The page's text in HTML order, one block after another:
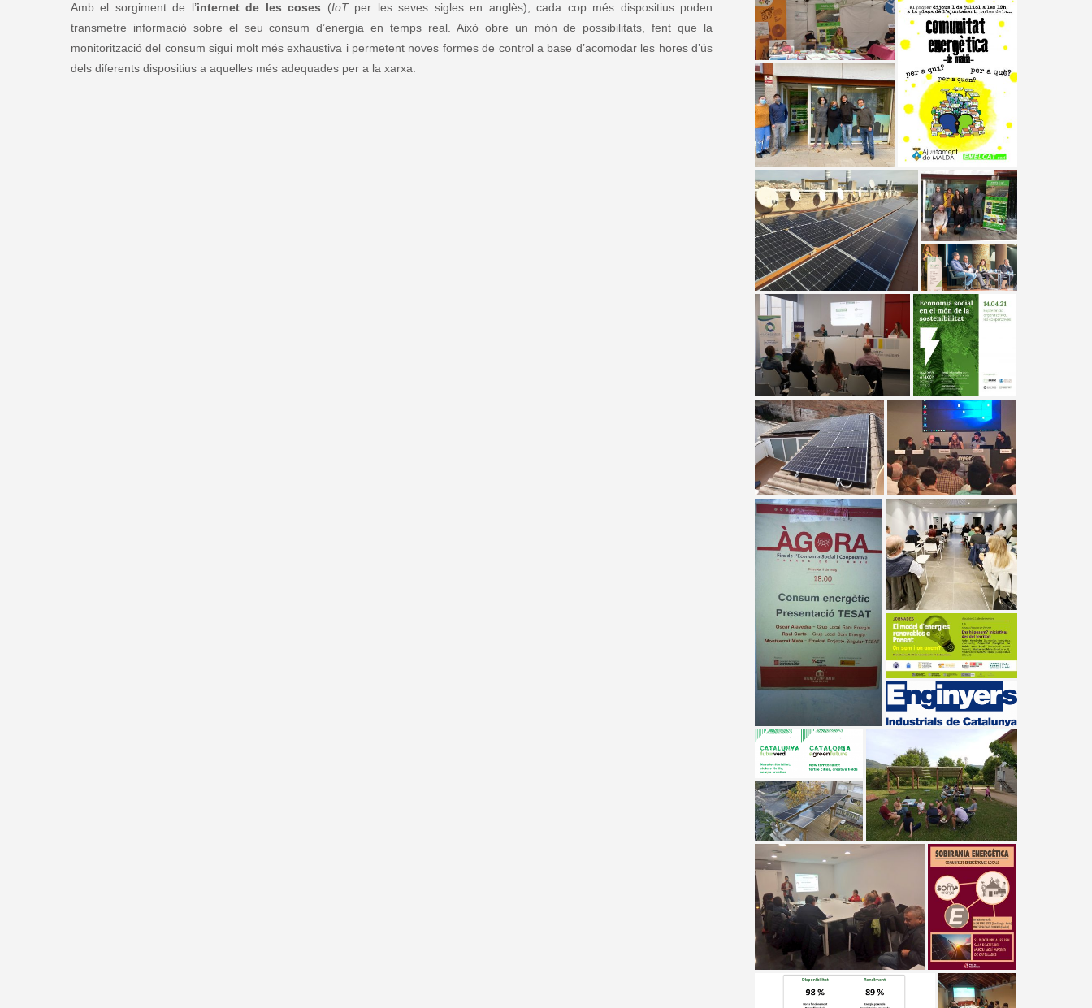
Amb el sorgiment de l’internet de les coses (IoTper les seves sigles en anglès), cada cop més dispositius poden
transmetre informació sobre el seu consum d’energia en temps real. Això obre un món de possibilitats, fent que la
monitorització del consum sigui molt més exhaustiva i permetent noves formes de control a base d’acomodar les hores d’ús
dels diferents dispositius a aquelles més adequades per a la xarxa.